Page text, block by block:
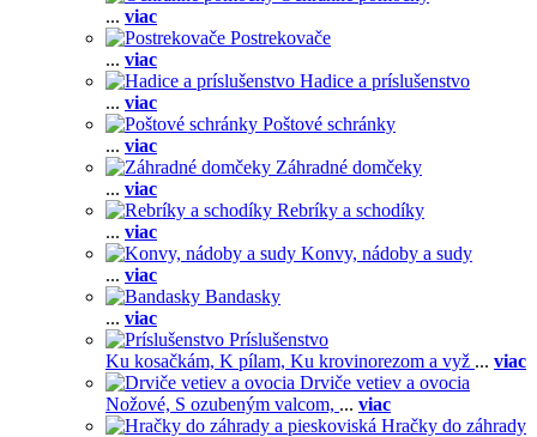
... viac
Postrekovače
... viac
Hadice a príslušenstvo
... viac
Poštové schránky
... viac
Záhradné domčeky
... viac
Rebríky a schodíky
... viac
Konvy, nádoby a sudy
... viac
Bandasky
... viac
Príslušenstvo
Ku kosačkám, K pílam, Ku krovinorezom a vyž ... viac
Drviče vetiev a ovocia
Nožové, S ozubeným valcom, ... viac
Hračky do záhrady